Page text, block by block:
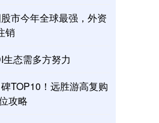
市今年全球最强，外资
销
态需多方努力
TOP10！远胜游高复购
攻略